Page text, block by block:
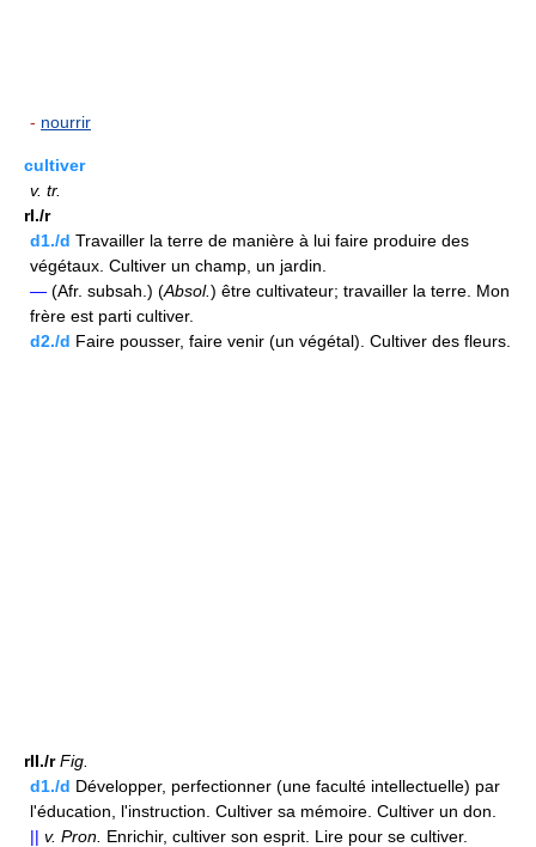
- nourrir
cultiver
v. tr.
rI./r
d1./d Travailler la terre de manière à lui faire produire des
végétaux. Cultiver un champ, un jardin.
— (Afr. subsah.) (Absol.) être cultivateur; travailler la terre. Mon
frère est parti cultiver.
d2./d Faire pousser, faire venir (un végétal). Cultiver des fleurs.
rII./r Fig.
d1./d Développer, perfectionner (une faculté intellectuelle) par
l'éducation, l'instruction. Cultiver sa mémoire. Cultiver un don.
|| v. Pron. Enrichir, cultiver son esprit. Lire pour se cultiver.